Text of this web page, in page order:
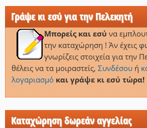
Γράψε κι εσύ για την Πελεκητή
Μπορείς και εσύ να
την καταχώρηση ! Άν έχεις
γνωρίζεις στοιχεία για την
θέλεις να τα μοιραστείς, Συνδέσουή
λογαριασμό και γράψε κι εσύ τώρα!
Καταχώρηση δωρεάν αγγελίας